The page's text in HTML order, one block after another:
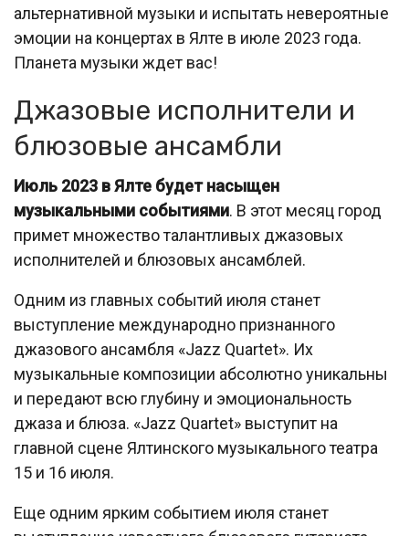
альтернативной музыки и испытать невероятные
эмоции на концертах в Ялте в июле 2023 года.
Планета музыки ждет вас!
Джазовые исполнители и
блюзовые ансамбли
Июль 2023 в Ялте будет насыщен
музыкальными событиями. В этот месяц город
примет множество талантливых джазовых
исполнителей и блюзовых ансамблей.
Одним из главных событий июля станет
выступление международно признанного
джазового ансамбля «Jazz Quartet». Их
музыкальные композиции абсолютно уникальны
и передают всю глубину и эмоциональность
джаза и блюза. «Jazz Quartet» выступит на
главной сцене Ялтинского музыкального театра
15 и 16 июля.
Еще одним ярким событием июля станет